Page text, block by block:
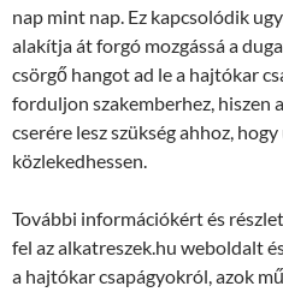
nap mint nap. Ez kapcsolódik
alakítja át forgó mozgássá a
csörgő hangot ad le a hajtókar
forduljon szakemberhez, hiszen
cserére lesz szükség ahhoz,
közlekedhessen.
További információkért és
fel az alkatreszek.hu weboldalt
a hajtókar csapágyokról, azok